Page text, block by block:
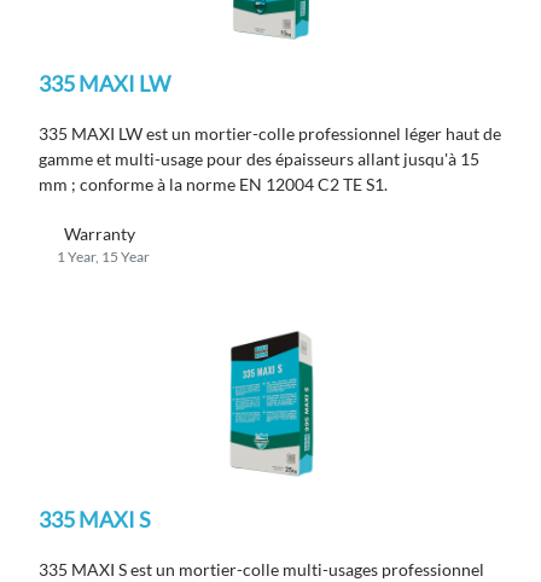
335 MAXI LW
335 MAXI LW est un mortier-colle professionnel léger haut de
gamme et multi-usage pour des épaisseurs allant jusqu'à 15
mm ; conforme à la norme EN 12004 C2 TE S1.
Warranty
1 Year, 15 Year
335 MAXI S
335 MAXI S est un mortier-colle multi-usages professionnel